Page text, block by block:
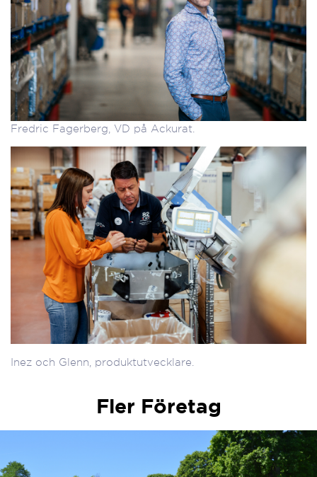
Fredric Fagerberg, VD på Ackurat.
Inez och Glenn, produktutvecklare.
Fler Företag